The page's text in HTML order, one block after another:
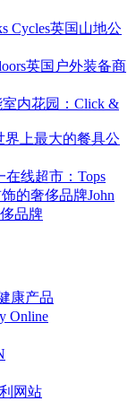
英国山地公
英国户外装备商
室内花园：Click &
界上最大的餐具公
在线超市：Tops
John
品牌
康产品
Online
网站